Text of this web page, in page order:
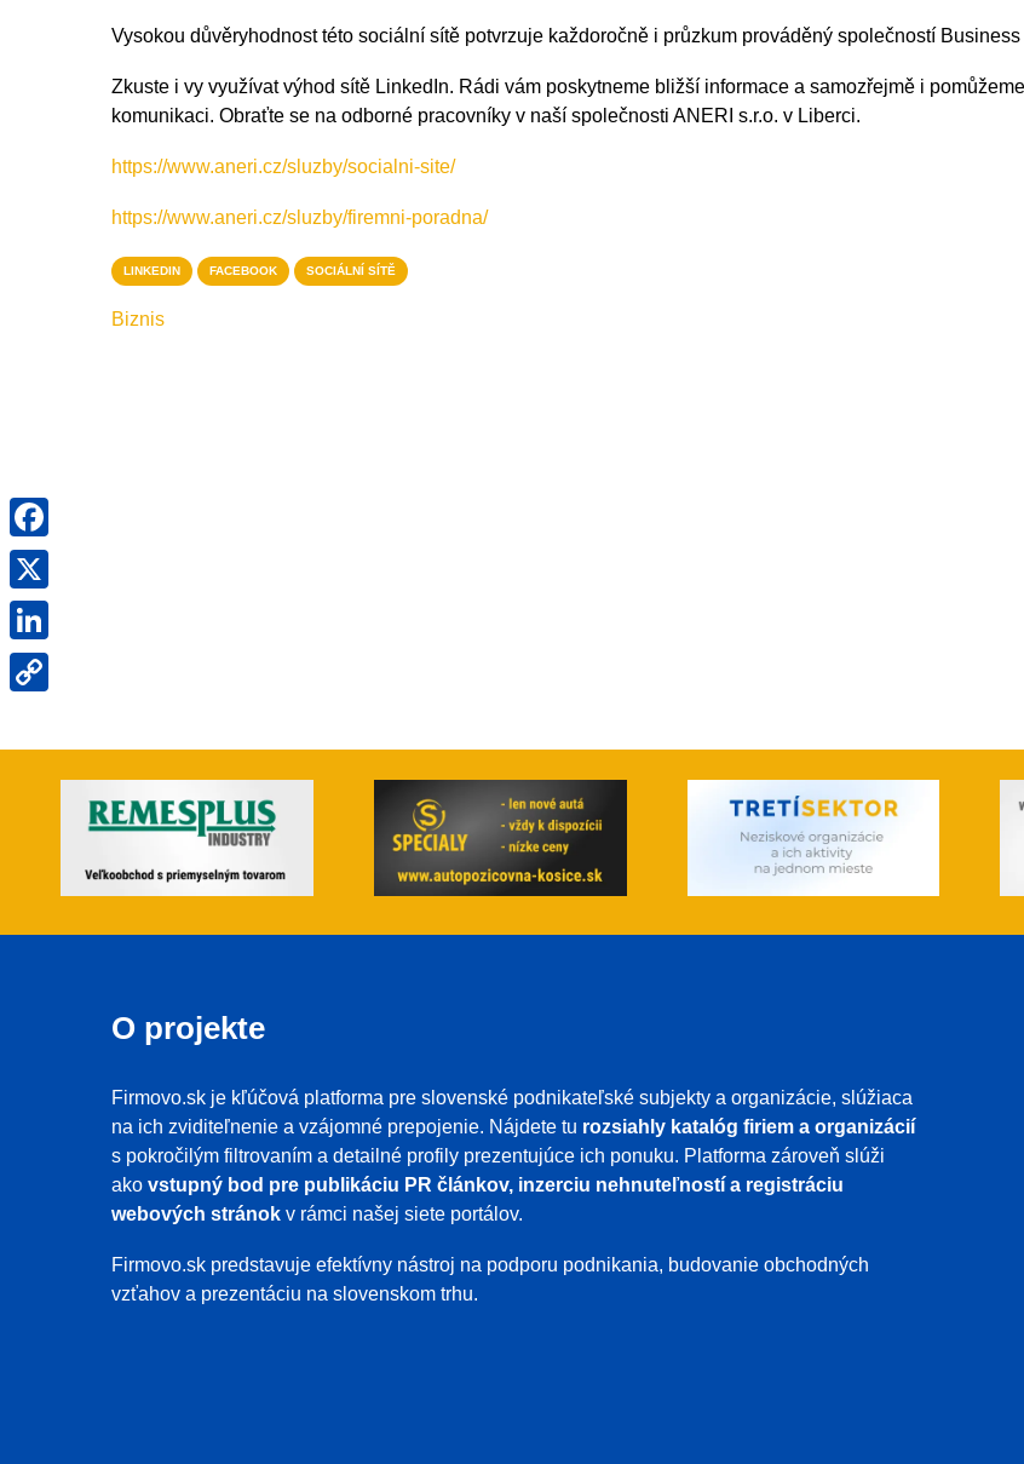
Vysokou důvěryhodnost této sociální sítě potvrzuje každoročně i průzkum prováděný společností Business
Zkuste i vy využívat výhod sítě LinkedIn. Rádi vám poskytneme bližší informace a samozřejmě i
komunikaci. Obraťte se na odborné pracovníky v naší společnosti ANERI s.r.o. v Liberci.
https://www.aneri.cz/sluzby/socialni-site/
https://www.aneri.cz/sluzby/firemni-poradna/
LINKEDIN FACEBOOK SOCIÁLNÍ SÍTĚ
Biznis
O projekte
Firmovo.sk je kľúčová platforma pre slovenské podnikateľské subjekty a organizácie, slúžiaca
na ich zviditeľnenie a vzájomné prepojenie. Nájdete tu rozsiahly katalóg firiem a organizácií
s pokročilým filtrovaním a detailné profily prezentujúce ich ponuku. Platforma zároveň slúži
ako vstupný bod pre publikáciu PR článkov, inzerciu nehnuteľností a registráciu
webových stránok v rámci našej siete portálov.
Firmovo.sk predstavuje efektívny nástroj na podporu podnikania, budovanie obchodných
vzťahov a prezentáciu na slovenskom trhu.